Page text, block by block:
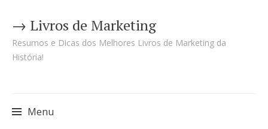
→ Livros de Marketing
Resumos e Dicas dos Melhores Livros de Marketing da
História!
Menu